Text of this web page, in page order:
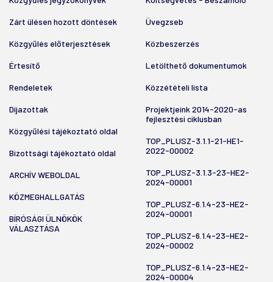
Zárt ülésen hozott döntések
Közgyűlés előterjesztések
Értesítő
Rendeletek
Díjazottak
Közgyűlési tájékoztató oldal
Bizottsági tájékoztató oldal
ARCHÍV WEBOLDAL
KÖZMEGHALLGATÁS
BÍRÓSÁGI ÜLNÖKÖK
VÁLASZTÁSA
Üvegzseb
Közbeszerzés
Letölthető dokumentumok
Közzétételi lista
Projektjeink 2014-2020-as
fejlesztési ciklusban
TOP_PLUSZ-3.1.1-21-HE1-
2022-00002
TOP_PLUSZ-3.1.3-23-HE2-
2024-00001
TOP_PLUSZ-6.1.4-23-HE2-
2024-00001
TOP_PLUSZ-6.1.4-23-HE2-
2024-00002
TOP_PLUSZ-6.1.4-23-HE2-
2024-00004